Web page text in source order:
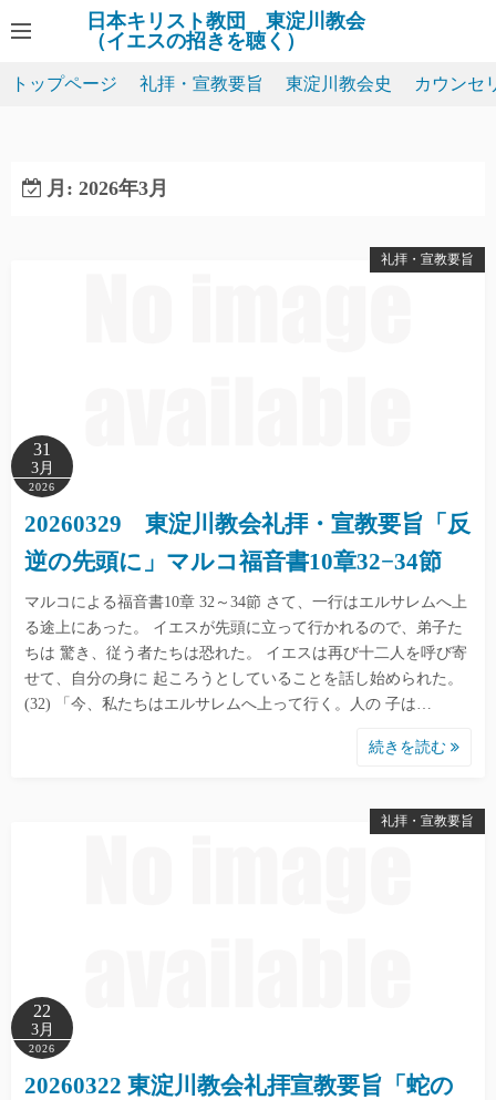
ン
日本キリスト教団 東淀川教会
（イエスの招きを聴く）
トップページ 礼拝・宣教要旨 東淀川教会史 カウンセ
月: 2026年3月
礼拝・宣教要旨
31
3月
2026
20260329 東淀川教会礼拝・宣教要旨「反
逆の先頭に」マルコ福音書10章32−34節
マルコによる福音書10章 32～34節 さて、一行はエルサレムへ上
る途上にあった。 イエスが先頭に立って行かれるので、弟子た
ちは 驚き、従う者たちは恐れた。 イエスは再び十二人を呼び寄
せて、自分の身に 起ころうとしていることを話し始められた。
(32) 「今、私たちはエルサレムへ上って行く。人の 子は…
続きを読む
礼拝・宣教要旨
22
3月
2026
20260322 東淀川教会礼拝宣教要旨「蛇の